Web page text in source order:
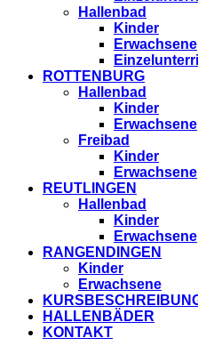
Hallenbad
Kinder
Erwachsene
ROTTENBURG
Hallenbad
Kinder
Erwachsene
Freibad
Kinder
Erwachsene
REUTLINGEN
Hallenbad
Kinder
Erwachsene
RANGENDINGEN
Kinder
Erwachsene
HALLENBÄDER
KONTAKT